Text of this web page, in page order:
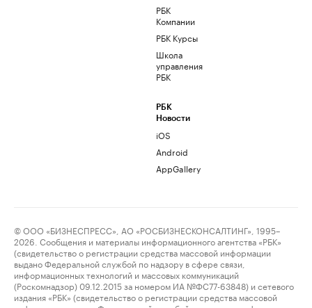
РБК
Компании
РБК Курсы
Школа
управления
РБК
РБК
Новости
iOS
Android
AppGallery
© ООО «БИЗНЕСПРЕСС», АО «РОСБИЗНЕСКОНСАЛТИНГ», 1995–
2026. Сообщения и материалы информационного агентства «РБК»
(свидетельство о регистрации средства массовой информации
выдано Федеральной службой по надзору в сфере связи,
информационных технологий и массовых коммуникаций
(Роскомнадзор) 09.12.2015 за номером ИА №ФС77-63848) и сетевого
издания «РБК» (свидетельство о регистрации средства массовой